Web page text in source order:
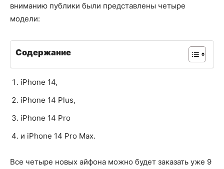
вниманию публики были представлены четыре
модели:
Содержание
iPhone 14,
iPhone 14 Plus,
iPhone 14 Pro
и iPhone 14 Pro Max.
Все четыре новых айфона можно будет заказать уже 9